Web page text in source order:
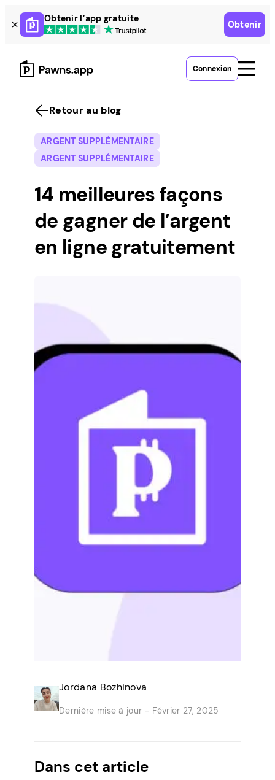
Skip
to
content
Obtenir l’app gratuite
Obtenir
Connexion
Retour au blog
ARGENT SUPPLÉMENTAIRE
ARGENT SUPPLÉMENTAIRE
14 meilleures façons
de gagner de l’argent
en ligne gratuitement
Jordana Bozhinova
Dernière mise à jour - Février 27, 2025
Dans cet article